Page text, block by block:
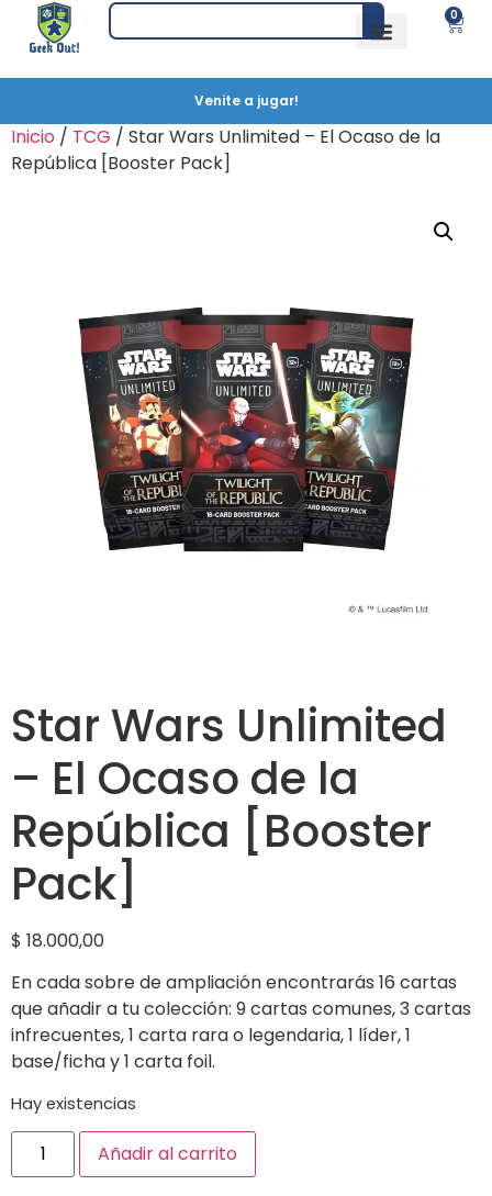
0
Venite a jugar!
Inicio / TCG / Star Wars Unlimited – El Ocaso de la
República [Booster Pack]
Star Wars Unlimited
– El Ocaso de la
República [Booster
Pack]
$ 18.000,00
En cada sobre de ampliación encontrarás 16 cartas
que añadir a tu colección: 9 cartas comunes, 3 cartas
infrecuentes, 1 carta rara o legendaria, 1 líder, 1
base/ficha y 1 carta foil.
Hay existencias
Añadir al carrito